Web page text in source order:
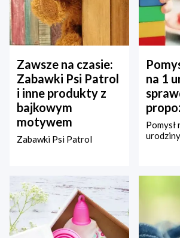
Zawsze na czasie:
Zabawki Psi Patrol
i inne produkty z
bajkowym
motywem
Zabawki Psi Patrol
na 1
Pomysł
urodziny